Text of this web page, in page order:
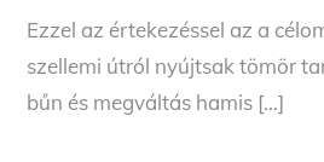
Ezzel az értekezéssel az a
szellemi útról nyújtsak tömör
bűn és megváltás hamis […]